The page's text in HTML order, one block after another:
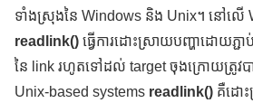
ទាំងស្រុងនៃ Windows និង Unix។ នៅលើ
readlink() ធ្វើការដោះស្រាយបញ្ហាដោយភ្
នៃ link រហូតទៅដល់ target ចុងក្រោយត្រូវ
Unix-based systems readlink() គឺដោះ